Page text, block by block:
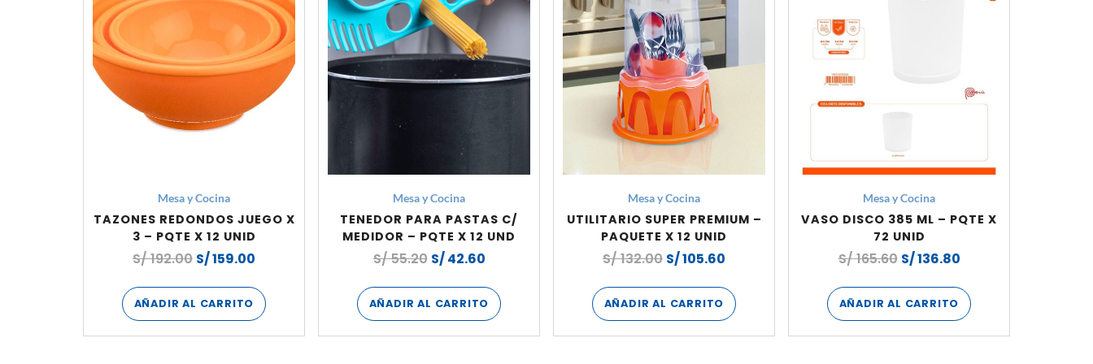
Mesa y Cocina
TAZONES REDONDOS JUEGO X
3 – PQTE X 12 UNID
S/192.00 S/159.00
AÑADIR AL CARRITO
Mesa y Cocina
TENEDOR PARA PASTAS C/
MEDIDOR – PQTE X 12 UND
S/55.20 S/42.60
AÑADIR AL CARRITO
Mesa y Cocina
UTILITARIO SUPER PREMIUM –
PAQUETE X 12 UNID
S/132.00 S/105.60
AÑADIR AL CARRITO
Mesa y Cocina
VASO DISCO 385 ML – PQTE X
72 UNID
S/165.60 S/136.80
AÑADIR AL CARRITO